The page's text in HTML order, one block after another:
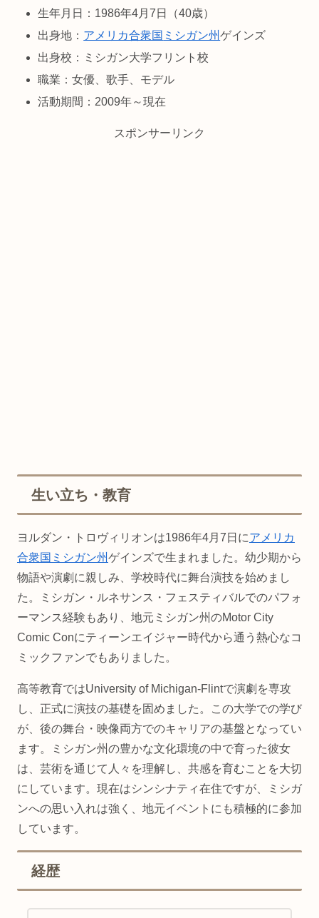
生年月日：1986年4月7日（40歳）
出身地： アメリカ合衆国 ミシガン州ゲインズ
出身校：ミシガン大学フリント校
職業：女優、歌手、モデル
活動期間：2009年～現在
スポンサーリンク
生い立ち・教育
ヨルダン・トロヴィリオンは1986年4月7日にアメリカ
合衆国 ミシガン州ゲインズで生まれました。幼少期から
物語や演劇に親しみ、学校時代に舞台演技を始めまし
た。ミシガン・ルネサンス・フェスティバルでのパフォ
ーマンス経験もあり、地元ミシガン州のMotor City
Comic Conにティーンエイジャー時代から通う熱心なコ
ミックファンでもありました。
高等教育ではUniversity of Michigan-Flintで演劇を専攻
し、正式に演技の基礎を固めました。この大学での学び
が、後の舞台・映像両方でのキャリアの基盤となってい
ます。ミシガン州の豊かな文化環境の中で育った彼女
は、芸術を通じて人々を理解し、共感を育むことを大切
にしています。現在はシンシナティ在住ですが、ミシガ
ンへの思い入れは強く、地元イベントにも積極的に参加
しています。
経歴